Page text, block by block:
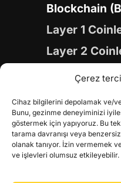
Çerez
Cihaz bilgilerini depolamak ve/
Bunu, gezinme deneyiminizi
göstermek için yapıyoruz. Bu
tarama davranışı veya
olanak tanıyor. İzin vermemek
ve işlevleri olumsuz etkileyebilir.
Blockchain
Layer 1
Layer 2
Yapay Zeka
Gaming
RWA Coinleri
DeFi Coinleri
DePIN